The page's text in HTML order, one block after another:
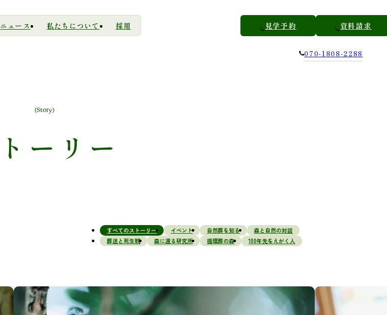
ニュース 私たちについて 採用 見学予約 資料請求
070-1808-2288
ト ー リ ー
(Story)
すべてのストーリー イベント 自然葬を知る
森と自然の対話
葬送と死生観
森に還る研究所 循環葬の森 100年先をえがく人